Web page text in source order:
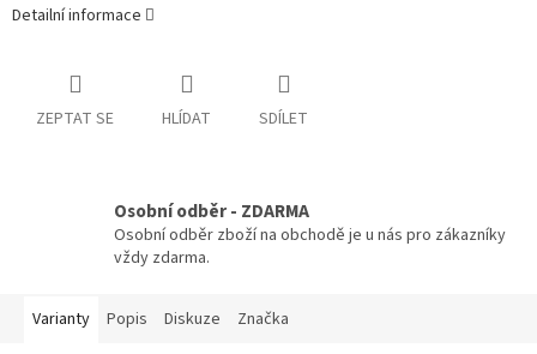
Detailní informace
ZEPTAT SE HLÍDAT SDÍLET
Osobní odběr - ZDARMA
Osobní odběr zboží na obchodě je u nás pro zákazníky
vždy zdarma.
Varianty Popis Diskuze Značka